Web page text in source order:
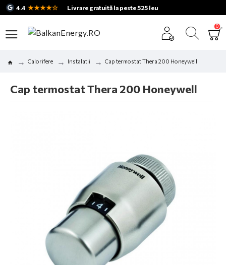
4.4 ★★★★☆ Livrare gratuită la peste 525 leu
0
Calorifere Instalatii Cap termostat Thera 200 Honeywell
Cap termostat Thera 200 Honeywell